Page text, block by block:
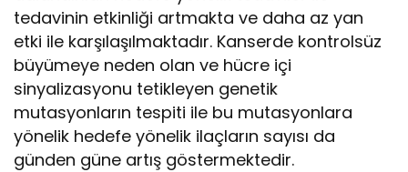
tedavinin etkinliği artmakta ve daha az yan
etki ile karşılaşılmaktadır. Kanserde kontrolsüz
büyümeye neden olan ve hücre içi
sinyalizasyonu tetikleyen genetik
mutasyonların tespiti ile bu mutasyonlara
yönelik hedefe yönelik ilaçların sayısı da
günden güne artış göstermektedir.